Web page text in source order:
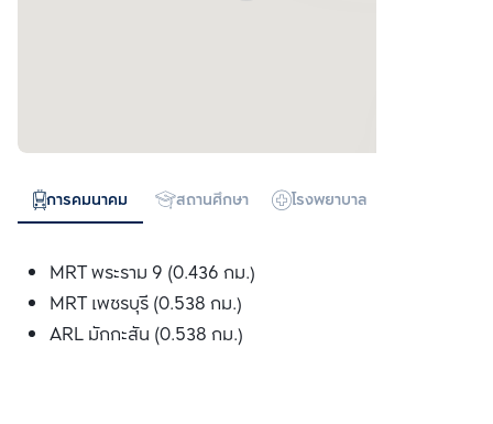
การคมนาคม สถานศึกษา โรงพยาบาล
MRT พระราม 9 (0.436 กม.)
MRT เพชรบุรี (0.538 กม.)
ARL มักกะสัน (0.538 กม.)